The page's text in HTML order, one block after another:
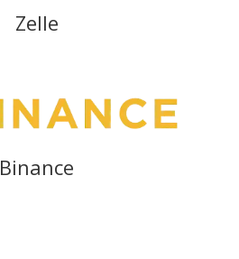
Zelle
Binance